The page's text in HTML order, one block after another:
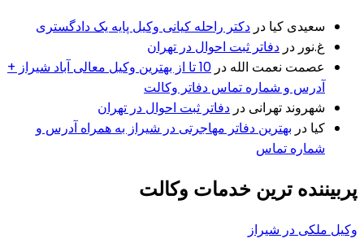
سعیدی کیا در دکتر راحله کیانی وکیل پایه یک دادگستری
غ.نور در دفاتر ثبت احوال در تهران
عصمت نعمت الله در
10 تا از بهترین وکیل معالی آباد شیراز +
آدرس و شماره تماس دفاتر وکالت
شهروند تهرانی در دفاتر ثبت احوال در تهران
کیا در بهترین دفاتر مهاجرتی در شیراز به همراه آدرس و
شماره تماس
پربیننده ترین خدمات وکالت
وکیل ملکی در شیراز